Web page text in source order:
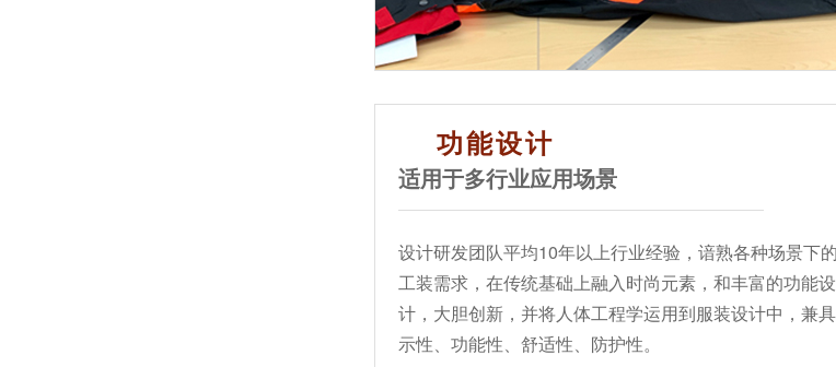
功能设计
适用于多行业应用场景
设计研发团队平均10年以上行业经验，谙熟各种场景下的
工装需求，在传统基础上融入时尚元素，和丰富的功能设
计，大胆创新，并将人体工程学运用到服装设计中，兼
示性、功能性、舒适性、防护性。